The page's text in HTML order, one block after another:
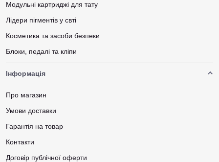
Модульні картриджі для тату
Лідери пігментів у свті
Косметика та засоби безпеки
Блоки, педалі та кліпи
Інформація
Про магазин
Умови доставки
Гарантія на товар
Контакти
Договір публічної оферти